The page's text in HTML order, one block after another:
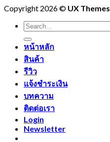
Copyright 2026 © UX Themes
Search
for:
หน้าหลัก
สินค้า
รีวิว
แจ้งชำระเงิน
บทความ
ติดต่อเรา
Login
Newsletter